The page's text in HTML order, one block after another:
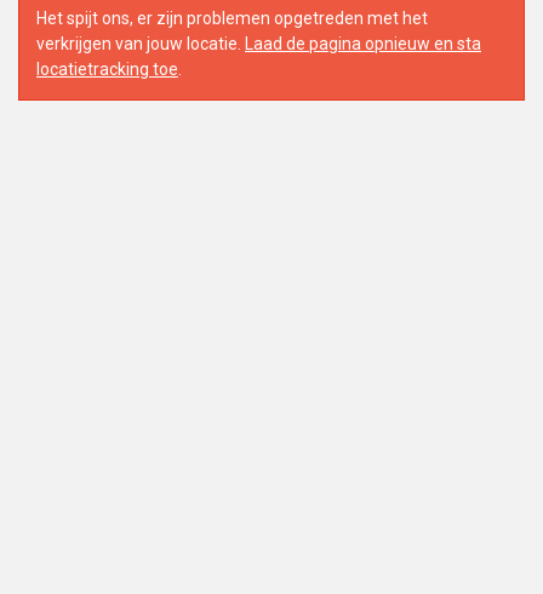
Het spijt ons, er zijn problemen opgetreden met het
verkrijgen van jouw locatie.
Laad de pagina opnieuw en sta
locatietracking toe